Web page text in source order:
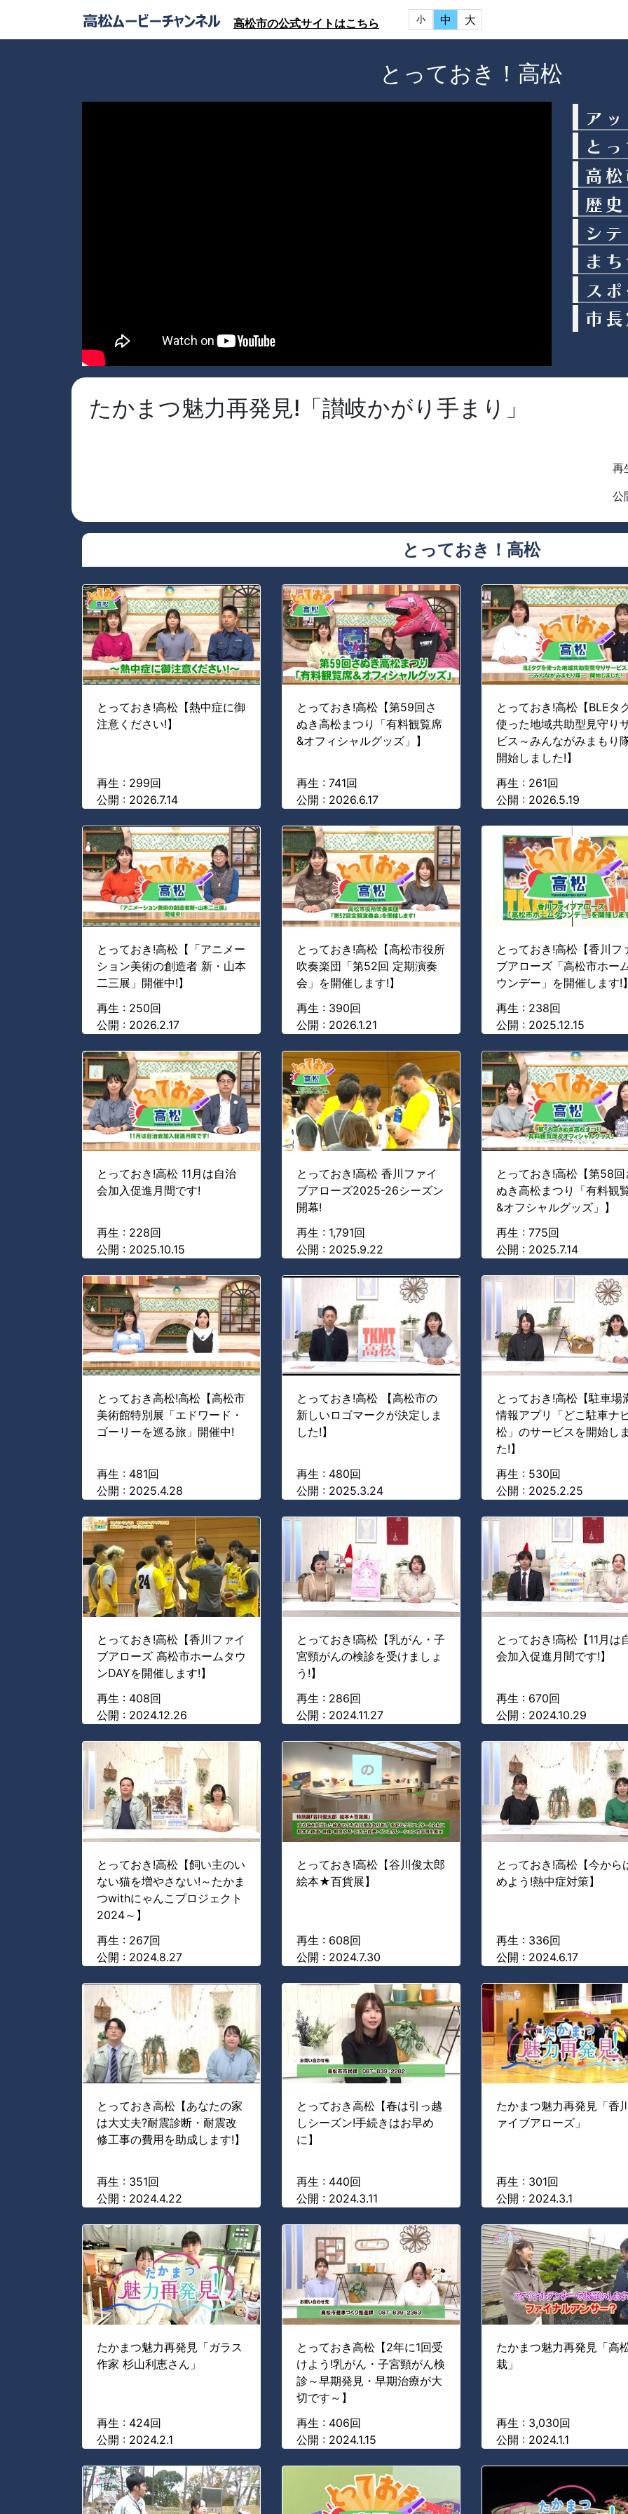
高松市の公式サイトはこちら 小 中 大
とっておき！高松
たかまつ魅力再発見!「讃岐かがり手まり」
再
公
とっておき！高松
とっておき!高松【熱中症に御
注意ください!】
再生 : 299回
公開 : 2026.7.14
とっておき!高松【第59回さ
ぬき高松まつり「有料観覧席
&オフィシャルグッズ」】
再生 : 741回
公開 : 2026.6.17
とっておき!高松【BLEタ
使った地域共助型見守り
ビス～みんながみまもり
開始しました!】
再生 : 261回
公開 : 2026.5.19
とっておき!高松【「アニメー
ション美術の創造者 新・山本
二三展」開催中!】
再生 : 250回
公開 : 2026.2.17
とっておき!高松【高松市役所
吹奏楽団「第52回 定期演奏
会」を開催します!】
再生 : 390回
公開 : 2026.1.21
とっておき!高松【香川フ
ブアローズ「高松市ホー
ウンデー」を開催します!
再生 : 238回
公開 : 2025.12.15
とっておき!高松 11月は自治
会加入促進月間です!
再生 : 228回
公開 : 2025.10.15
とっておき!高松 香川ファイ
ブアローズ2025-26シーズン
開幕!
再生 : 1,791回
公開 : 2025.9.22
とっておき!高松【第58回
ぬき高松まつり「有料観
&オフシャルグッズ」】
再生 : 775回
公開 : 2025.7.14
とっておき高松!高松【高松市
美術館特別展「エドワード・
ゴーリーを巡る旅」開催中!
再生 : 481回
公開 : 2025.4.28
とっておき!高松 【高松市の
新しいロゴマークが決定しま
した!】
再生 : 480回
公開 : 2025.3.24
とっておき!高松【駐車場
情報アプリ「どこ駐車ナ
松」のサービスを開始し
た!】
再生 : 530回
公開 : 2025.2.25
とっておき!高松【香川ファイ
ブアローズ 高松市ホームタウ
ンDAYを開催します!】
再生 : 408回
公開 : 2024.12.26
とっておき!高松【乳がん・子
宮頸がんの検診を受けましょ
う!】
再生 : 286回
公開 : 2024.11.27
とっておき!高松【11月は
会加入促進月間です!】
再生 : 670回
公開 : 2024.10.29
とっておき!高松【飼い主のい
ない猫を増やさない!～たかま
つwithにゃんこプロジェクト
2024～】
再生 : 267回
公開 : 2024.8.27
とっておき!高松【谷川俊太郎
絵本★百貨展】
再生 : 608回
公開 : 2024.7.30
とっておき!高松【今から
めよう!熱中症対策】
再生 : 336回
公開 : 2024.6.17
とっておき高松【あなたの家
は大丈夫?耐震診断・耐震改
修工事の費用を助成します!】
再生 : 351回
公開 : 2024.4.22
とっておき高松【春は引っ越
しシーズン!手続きはお早め
に】
再生 : 440回
公開 : 2024.3.11
たかまつ魅力再発見「香
ァイブアローズ」
再生 : 301回
公開 : 2024.3.1
たかまつ魅力再発見「ガラス
作家 杉山利恵さん」
再生 : 424回
公開 : 2024.2.1
とっておき高松【2年に1回受
けよう!乳がん・子宮頸がん検
診～早期発見・早期治療が大
切です～】
再生 : 406回
公開 : 2024.1.15
たかまつ魅力再発見「高
栽」
再生 : 3,030回
公開 : 2024.1.1